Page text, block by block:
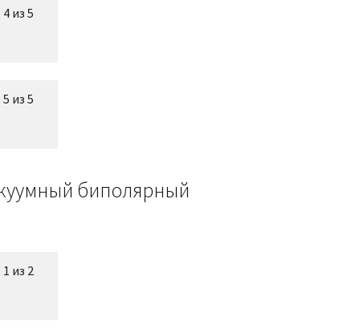
4 из 5
5 из 5
биполярный
1 из 2